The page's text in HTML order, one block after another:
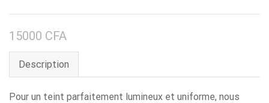
15000 CFA
Description
Pour un teint parfaitement lumineux et uniforme, nous